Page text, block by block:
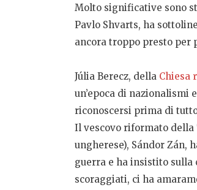
Molto significative sono
Pavlo Shvarts, ha
ancora troppo presto per
Júlia Berecz, della Chiesa
un’epoca di nazionalismi
riconoscersi prima di
Il vescovo riformato della
ungherese), Sándor Zán,
guerra e ha insistito
scoraggiati, ci ha